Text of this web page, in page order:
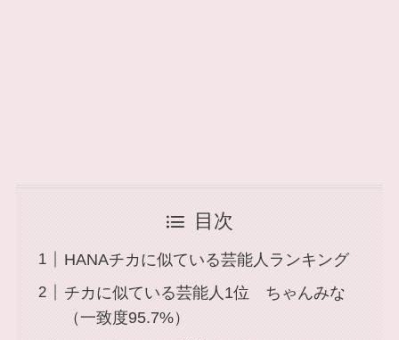
目次
HANAチカに似ている芸能人ランキング
チカに似ている芸能人1位 ちゃんみな
（一致度95.7%）